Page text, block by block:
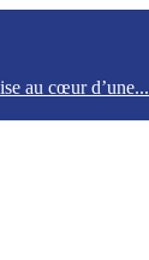
au cœur d’une...